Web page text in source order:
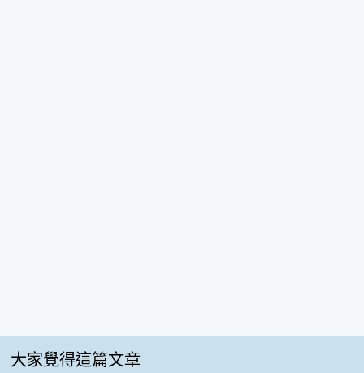
大家覺得這篇文章